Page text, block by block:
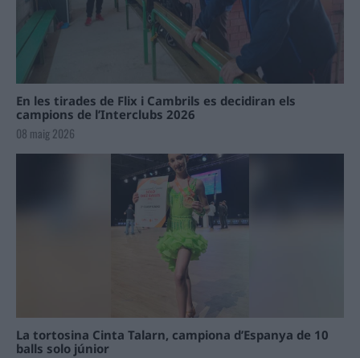
En les tirades de Flix i Cambrils es decidiran els
campions de l’Interclubs 2026
08 maig 2026
La tortosina Cinta Talarn, campiona d’Espanya de 10
balls solo júnior